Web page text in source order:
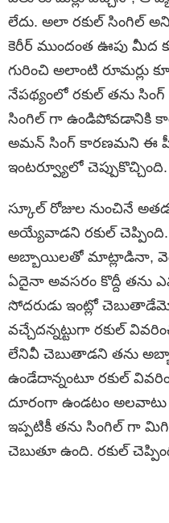
లేదు. అలా రకుల్ సింగిల్
కెరీర్ ముందంత ఊపు మీద
గురించి అలాంటి
నేపథ్యంలో రకుల్ తను సింగ్
సింగిల్ గా ఉండిపోవడానికి
అమన్ సింగ్ కారణమని
ఇంటర్వ్యూలో చెప్పుకొచ్చింది.
స్కూల్ రోజుల నుంచినే
అయ్యేవాడని రకుల్
అబ్బాయిలతో మాట్లాడినా,
ఏదైనా అవసరం కొద్దీ
సోదరుడు ఇంట్లో
వచ్చేదన్నట్టుగా రకుల్
లేనివీ చెబుతాడని తను
ఉండేదాన్నంటూ రకుల్
దూరంగా ఉండటం
ఇప్పటికీ తను సింగిల్ గా
చెబుతూ ఉంది. రకుల్